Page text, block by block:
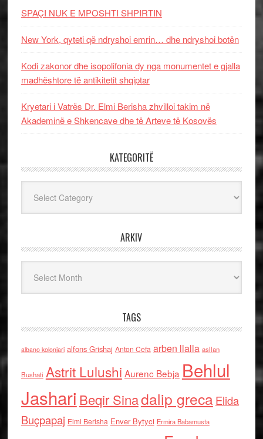
SPAÇI NUK E MPOSHTI SHPIRTIN
New York, qyteti që ndryshoi emrin… dhe ndryshoi botën
Kodi zakonor dhe isopolifonia dy nga monumentet e gjalla
madhështore të antikitetit shqiptar
Kryetari i Vatrës Dr. Elmi Berisha zhvilloi takim në
Akademinë e Shkencave dhe të Arteve të Kosovës
KATEGORITË
ARKIV
TAGS
albano kolonjari alfons Grishaj Anton Cefa arben llalla asllan
Bushati Astrit Lulushi Aurenc Bebja Behlul
Jashari Beqir Sinadalip grecaElida
Buçpapaj Elmi Berisha Enver Bytyci Ermira Babamusta